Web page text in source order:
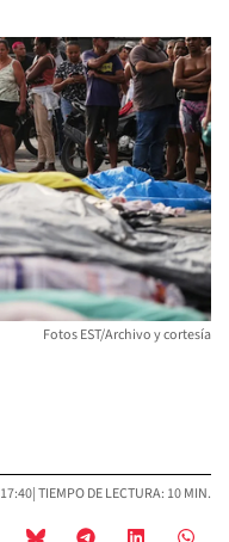
Fotos EST/Archivo y cortesía
17:40| TIEMPO DE LECTURA: 10 MIN.